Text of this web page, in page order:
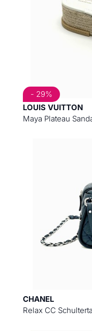
LOUIS VUITTON
Maya Plateau
- 29%
CHANEL
Relax CC